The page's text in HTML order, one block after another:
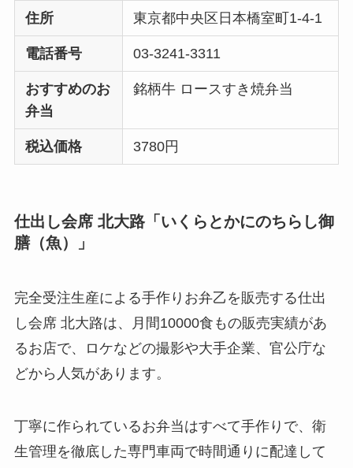
住所 東京都中央区日本橋室町1-4-1
電話番号 03-3241-3311
おすすめのお
弁当
銘柄牛 ロースすき焼弁当
税込価格 3780円
仕出し会席 北大路「いくらとかにのちらし御
膳（魚）」
完全受注生産による手作りお弁乙を販売する仕出
し会席 北大路は、月間10000食もの販売実績があ
るお店で、ロケなどの撮影や大手企業、官公庁な
どから人気があります。
丁寧に作られているお弁当はすべて手作りで、衛
生管理を徹底した専門車両で時間通りに配達して